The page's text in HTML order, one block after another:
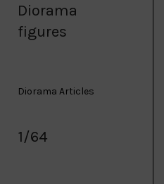
Diorama
figures
Diorama Articles
1/64